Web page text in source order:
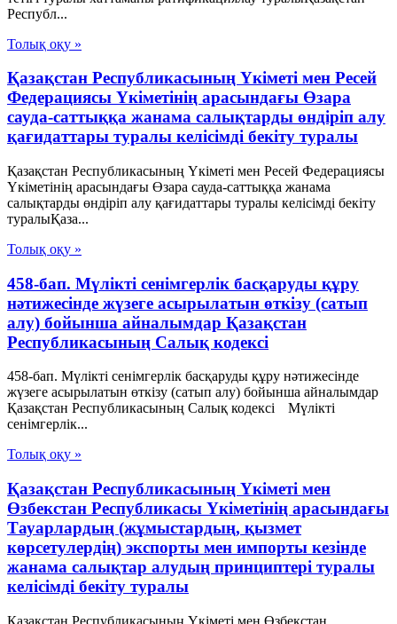
Республ...
Толық оқу »
Қазақстан Республикасының Үкіметі мен Ресей
Федерациясы Үкіметінің арасындағы Өзара
сауда-саттыққа жанама салықтарды өндіріп алу
қағидаттары туралы келісімді бекіту туралы
Қазақстан Республикасының Үкіметі мен Ресей Федерациясы
Үкіметінің арасындағы Өзара сауда-саттыққа жанама
салықтарды өндіріп алу қағидаттары туралы келісімді бекіту
туралыҚаза...
Толық оқу »
458-бап. Мүлікті сенімгерлік басқаруды құру
нәтижесінде жүзеге асырылатын өткiзу (сатып
алу) бойынша айналымдар Қазақстан
Республикасының Салық кодексі
458-бап. Мүлікті сенімгерлік басқаруды құру нәтижесінде
жүзеге асырылатын өткiзу (сатып алу) бойынша айналымдар
Қазақстан Республикасының Салық кодексі Мүлікті
сенімгерлік...
Толық оқу »
Қазақстан Республикасының Үкiметi мен
Өзбекстан Республикасы Үкiметiнiң арасындағы
Тауарлардың (жұмыстардың, қызмет
көрсетулердiң) экспорты мен импорты кезiнде
жанама салықтар алудың принциптерi туралы
келiсiмдi бекiту туралы
Қазақстан Республикасының Үкiметi мен Өзбекстан